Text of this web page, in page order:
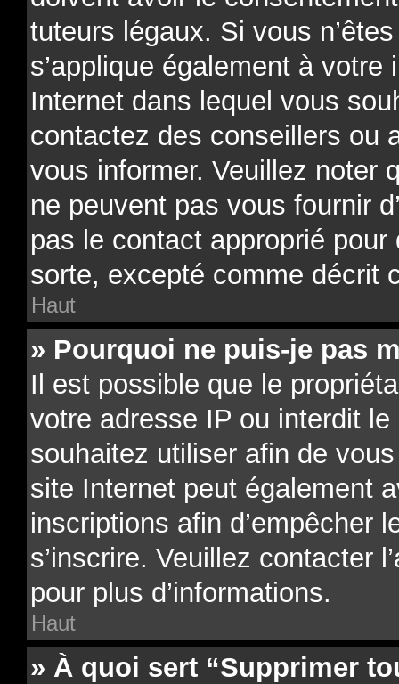
tuteurs légaux. Si vous
s’applique également à
Internet dans lequel vous
contactez des conseillers ou
vous informer. Veuillez noter
ne peuvent pas vous fournir
pas le contact approprié
sorte, excepté comme décrit
Haut
» Pourquoi ne puis-je pas
Il est possible que le
votre adresse IP ou interdit
souhaitez utiliser afin de
site Internet peut également
inscriptions afin d’empêcher
s’inscrire. Veuillez contacter
pour plus d’informations.
Haut
» À quoi sert “Supprimer